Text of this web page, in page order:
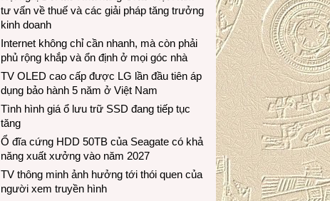
tư vấn về thuế và các giải pháp tăng trưởng
kinh doanh
Internet không chỉ cần nhanh, mà còn phải
phủ rộng khắp và ổn định ở mọi góc nhà
TV OLED cao cấp được LG lần đầu tiên áp
dụng bảo hành 5 năm ở Việt Nam
Tình hình giá ổ lưu trữ SSD đang tiếp tục
tăng
Ổ đĩa cứng HDD 50TB của Seagate có khả
năng xuất xưởng vào năm 2027
TV thông minh ảnh hưởng tới thói quen của
người xem truyền hình